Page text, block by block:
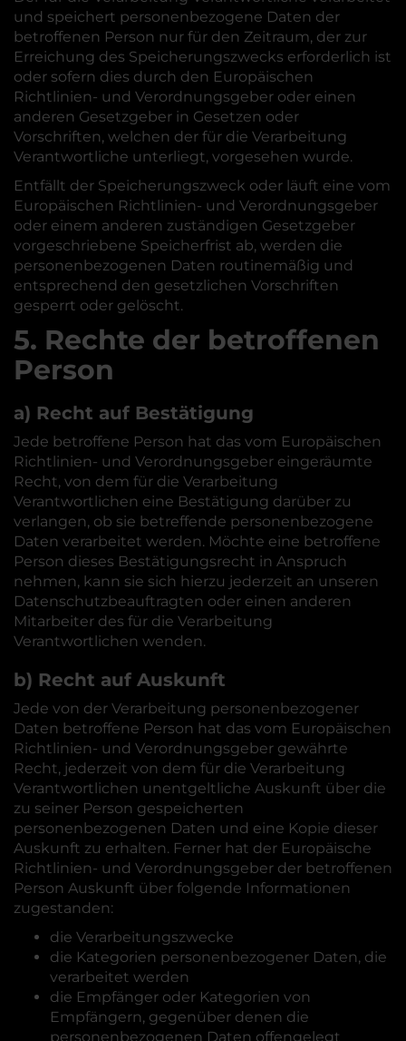
und speichert personenbezogene Daten der
betroffenen Person nur für den Zeitraum, der zur
Erreichung des Speicherungszwecks erforderlich ist
oder sofern dies durch den Europäischen
Richtlinien- und Verordnungsgeber oder einen
anderen Gesetzgeber in Gesetzen oder
Vorschriften, welchen der für die Verarbeitung
Verantwortliche unterliegt, vorgesehen wurde.
Entfällt der Speicherungszweck oder läuft eine vom
Europäischen Richtlinien- und Verordnungsgeber
oder einem anderen zuständigen Gesetzgeber
vorgeschriebene Speicherfrist ab, werden die
personenbezogenen Daten routinemäßig und
entsprechend den gesetzlichen Vorschriften
gesperrt oder gelöscht.
5. Rechte der betroffenen
Person
a) Recht auf Bestätigung
Jede betroffene Person hat das vom Europäischen
Richtlinien- und Verordnungsgeber eingeräumte
Recht, von dem für die Verarbeitung
Verantwortlichen eine Bestätigung darüber zu
verlangen, ob sie betreffende personenbezogene
Daten verarbeitet werden. Möchte eine betroffene
Person dieses Bestätigungsrecht in Anspruch
nehmen, kann sie sich hierzu jederzeit an unseren
Datenschutzbeauftragten oder einen anderen
Mitarbeiter des für die Verarbeitung
Verantwortlichen wenden.
b) Recht auf Auskunft
Jede von der Verarbeitung personenbezogener
Daten betroffene Person hat das vom Europäischen
Richtlinien- und Verordnungsgeber gewährte
Recht, jederzeit von dem für die Verarbeitung
Verantwortlichen unentgeltliche Auskunft über die
zu seiner Person gespeicherten
personenbezogenen Daten und eine Kopie dieser
Auskunft zu erhalten. Ferner hat der Europäische
Richtlinien- und Verordnungsgeber der betroffenen
Person Auskunft über folgende Informationen
zugestanden:
die Verarbeitungszwecke
die Kategorien personenbezogener Daten, die
verarbeitet werden
die Empfänger oder Kategorien von
Empfängern, gegenüber denen die
personenbezogenen Daten offengelegt